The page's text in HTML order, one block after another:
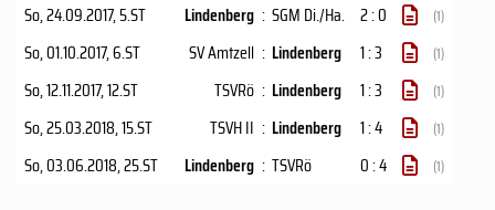
So, 24.09.2017, 5.ST Lindenberg : SGM Di./Ha. 2 : 0 (1)
So, 01.10.2017, 6.ST SV Amtzell : Lindenberg 1 : 3 (1)
So, 12.11.2017, 12.ST TSVRö : Lindenberg 1 : 3 (1)
So, 25.03.2018, 15.ST TSVH II : Lindenberg 1 : 4 (1)
So, 03.06.2018, 25.ST Lindenberg : TSVRö 0 : 4 (1)